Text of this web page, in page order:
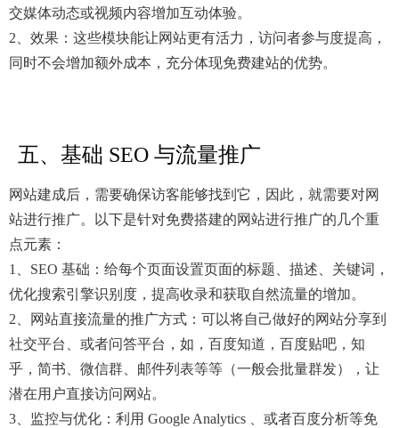
交媒体动态或视频内容增加互动体验。
2、效果：这些模块能让网站更有活力，访问者参与度提高，
同时不会增加额外成本，充分体现免费建站的优势。
五、基础 SEO 与流量推广
网站建成后，需要确保访客能够找到它，因此，就需要对网
站进行推广。以下是针对免费搭建的网站进行推广的几个重
点元素：
1、SEO 基础：给每个页面设置页面的标题、描述、关键词，
优化搜索引擎识别度，提高收录和获取自然流量的增加。
2、网站直接流量的推广方式：可以将自己做好的网站分享到
社交平台、或者问答平台，如，百度知道，百度贴吧，知
乎，简书、微信群、邮件列表等等（一般会批量群发），让
潜在用户直接访问网站。
3、监控与优化：利用 Google Analytics 、或者百度分析等免